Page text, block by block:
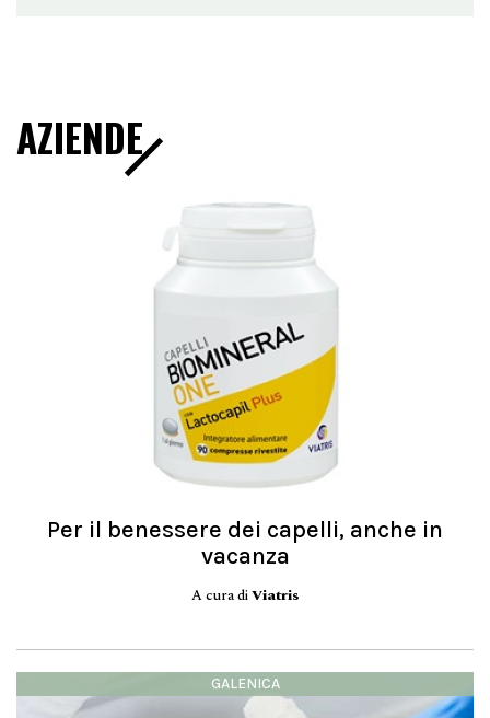
AZIENDE
Per il benessere dei capelli, anche in
vacanza
A cura diViatris
GALENICA